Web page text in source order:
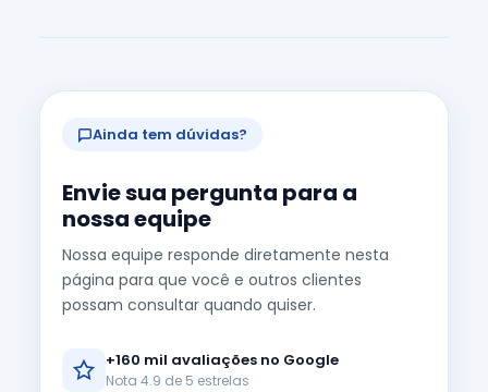
Ainda tem dúvidas?
Envie sua pergunta para a
nossa equipe
Nossa equipe responde diretamente nesta
página para que você e outros clientes
possam consultar quando quiser.
+160 mil avaliações no Google
Nota 4.9 de 5 estrelas